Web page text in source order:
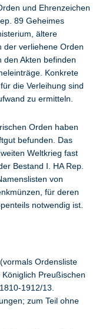
und Ehrenzeichen
89 Geheimes
ältere
der verliehene Orden
den Akten befinden
Konkrete
die Verleihung sind
zu ermitteln.
Orden haben
befunden. Das
Weltkrieg fast
Bestand I. HA Rep.
von
für deren
notwendig ist.
Ordensliste
Preußischen
1912/13.
zum Teil ohne